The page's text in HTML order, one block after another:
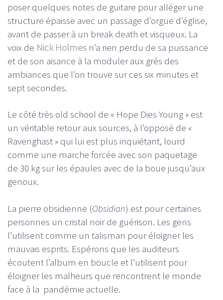
poser quelques notes de guitare pour alléger une
structure épaisse avec un passage d’orgue d’église,
avant de passer à un break death et visqueux. La
voix de Nick Holmes n’a rien perdu de sa puissance
et de son aisance à la moduler aux grés des
ambiances que l’on trouve sur ces six minutes et
sept secondes.
Le côté très old school de « Hope Dies Young » est
un véritable retour aux sources, à l’opposé de «
Ravenghast » qui lui est plus inquiétant, lourd
comme une marche forcée avec son paquetage
de 30 kg sur les épaules avec de la boue jusqu’aux
genoux.
La pierre obsidienne (Obsidian) est pour certaines
personnes un cristal noir de guérison. Les gens
l’utilisent comme un talisman pour éloigner les
mauvais esprits. Espérons que les auditeurs
écoutent l’album en boucle et l’utilisent pour
éloigner les malheurs que rencontrent le monde
face à la pandémie actuelle.